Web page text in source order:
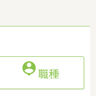
職種